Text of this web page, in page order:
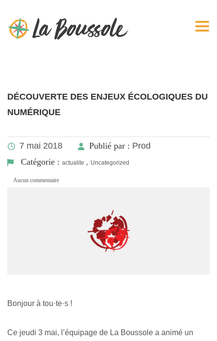
DÉCOUVERTE DES ENJEUX ÉCOLOGIQUES DU
NUMÉRIQUE
7 mai 2018 Publié par : Prod
Catégorie : actualite , Uncategorized
Aucun commentaire
Bonjour à tou·te·s !
Ce jeudi 3 mai, l’équipage de La Boussole a animé un